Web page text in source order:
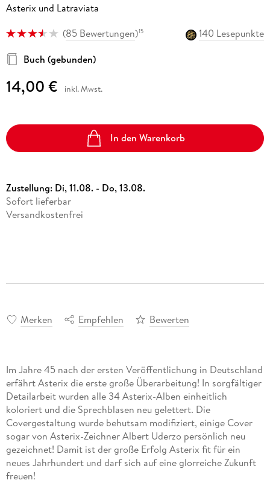
Asterix und Latraviata
(85 Bewertungen)15
140 Lesepunkte
Buch (gebunden)
14,00 € inkl. Mwst.
In den Warenkorb
Zustellung: Di, 11.08. - Do, 13.08.
Sofort lieferbar
Versandkostenfrei
Merken Empfehlen Bewerten
Im Jahre 45 nach der ersten Veröffentlichung in Deutschland
erfährt Asterix die erste große Überarbeitung! In sorgfältiger
Detailarbeit wurden alle 34 Asterix-Alben einheitlich
koloriert und die Sprechblasen neu gelettert. Die
Covergestaltung wurde behutsam modifiziert, einige Cover
sogar von Asterix-Zeichner Albert Uderzo persönlich neu
gezeichnet! Damit ist der große Erfolg Asterix fit für ein
neues Jahrhundert und darf sich auf eine glorreiche Zukunft
freuen!